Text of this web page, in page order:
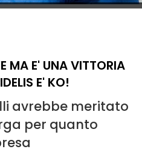
MA E' UNA VITTORIA
E' KO!
avrebbe meritato
per quanto